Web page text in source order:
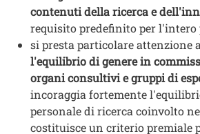
contenuti della ricerca e
requisito predefinito per l'intero
si presta particolare attenzione a
l'equilibrio di genere in
organi consultivi e gruppi di
incoraggia fortemente
personale di ricerca coinvolto
costituisce un criterio premiale